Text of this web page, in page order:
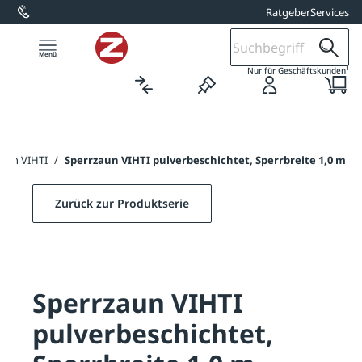
springen RatgeberServices
Nur für Geschäftskunden1
VIHTI / Sperrzaun VIHTI pulverbeschichtet, Sperrbreite 1,0 m
Zurück zur Produktserie
Sperrzaun VIHTI
pulverbeschichtet,